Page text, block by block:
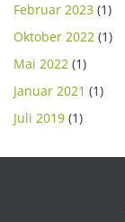
Februar 2023 (1)
Oktober 2022 (1)
Mai 2022 (1)
Januar 2021 (1)
Juli 2019 (1)